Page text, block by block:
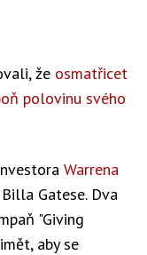
že osmatřicet
polovinu svého
Warrena
Gatese. Dva
"Giving
aby se